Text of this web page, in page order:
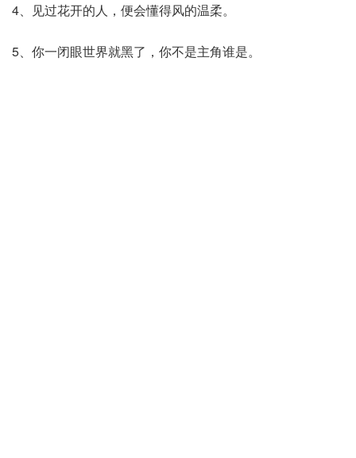
4、见过花开的人，便会懂得风的温柔。
5、你一闭眼世界就黑了，你不是主角谁是。